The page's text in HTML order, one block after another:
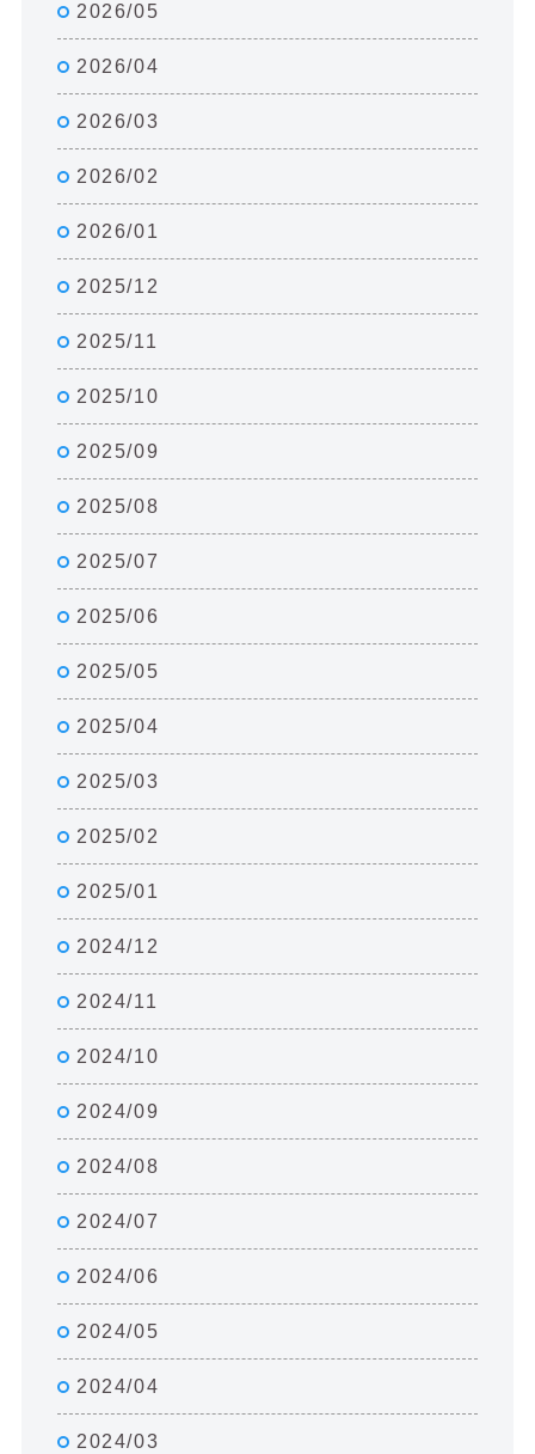
2026/05
2026/04
2026/03
2026/02
2026/01
2025/12
2025/11
2025/10
2025/09
2025/08
2025/07
2025/06
2025/05
2025/04
2025/03
2025/02
2025/01
2024/12
2024/11
2024/10
2024/09
2024/08
2024/07
2024/06
2024/05
2024/04
2024/03